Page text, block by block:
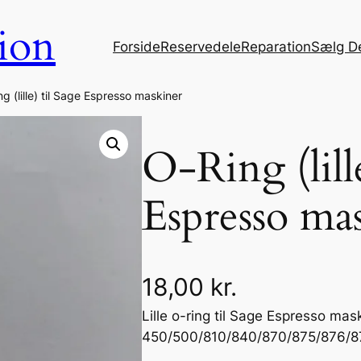
ForsideReservedeleReparationSælg
(lille) til Sage Espresso maskiner
O-Ring
Espresso
18,00 kr.
Lille o-ring til Sage Espresso
450/500/810/840/870/875/876/